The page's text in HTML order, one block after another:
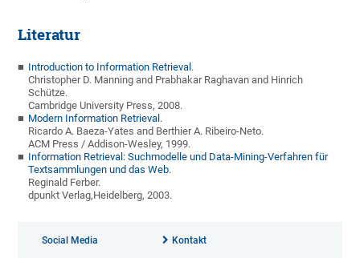
Literatur
Introduction to Information Retrieval .
Christopher D. Manning and Prabhakar Raghavan and Hinrich
Schütze.
Cambridge University Press, 2008.
Modern Information Retrieval .
Ricardo A. Baeza-Yates and Berthier A. Ribeiro-Neto.
ACM Press / Addison-Wesley, 1999.
Information Retrieval: Suchmodelle und Data-Mining-Verfahren für
Textsammlungen und das Web.
Reginald Ferber.
dpunkt Verlag,Heidelberg, 2003.
Social Media Kontakt